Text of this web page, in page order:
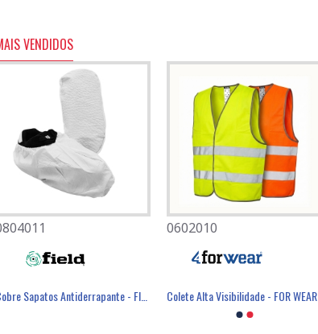
VENDIDOS
Cobre Sapatos Antiderrapante - FIELD
0602010
Colete Alta Visibilidade - FOR WEAR